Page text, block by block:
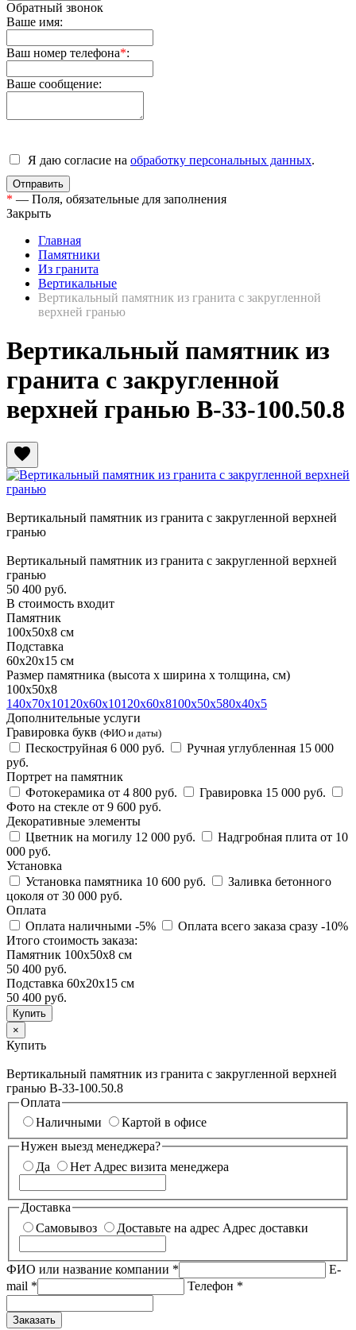
Обратный звонок
Ваше имя:
Ваш номер телефона*:
Ваше сообщение:
Я даю согласие на обработку персональных данных.
* — Поля, обязательные для заполнения
Закрыть
Главная
Памятники
Из гранита
Вертикальные
Вертикальный памятник из гранита с закругленной
верхней гранью
Вертикальный памятник из
гранита с закругленной
верхней гранью В-33-100.50.8
favorite
Вертикальный памятник из гранита с закругленной верхней
гранью
Вертикальный памятник из гранита с закругленной верхней
гранью
50 400 руб.
В стоимость входит
Памятник
100х50х8 см
Подставка
60х20х15 см
Размер памятника (высота х ширина х толщина, см)
100х50х8
140х70х10120х60х10120х60х8100х50х580х40х5
Дополнительные услуги
Гравировка букв (ФИО и даты)
Пескоструйная 6 000 руб. Ручная углубленная 15 000
руб.
Портрет на памятник
Фотокерамика от 4 800 руб. Гравировка 15 000 руб.
Фото на стекле от 9 600 руб.
Декоративные элементы
Цветник на могилу 12 000 руб. Надгробная плита от 10
000 руб.
Установка
Установка памятника 10 600 руб.
Заливка бетонного
цоколя от 30 000 руб.
Оплата
Оплата наличными -5% Оплата всего заказа сразу -10%
Итого стоимость заказа:
Памятник 100х50х8 см
50 400 руб.
Подставка 60х20х15 см
50 400 руб.
×
Купить
Вертикальный памятник из гранита с закругленной верхней
гранью В-33-100.50.8
Оплата
Наличными
Картой в офисе
Нужен выезд менеджера?
Да
Нет Адрес визита менеджера
Доставка
Самовывоз
Доставьте на адрес Адрес доставки
ФИО или название компании *
E-
mail * Телефон *
Заказать